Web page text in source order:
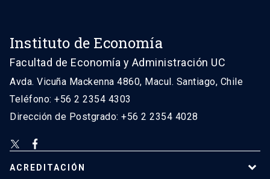
Instituto de Economía
Facultad de Economía y Administración UC
Avda. Vicuña Mackenna 4860, Macul. Santiago, Chile
Teléfono: +56 2 2354 4303
Dirección de Postgrado: +56 2 2354 4028
ACREDITACIÓN